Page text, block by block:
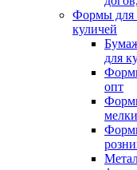
Формы для
куличей
для
опт